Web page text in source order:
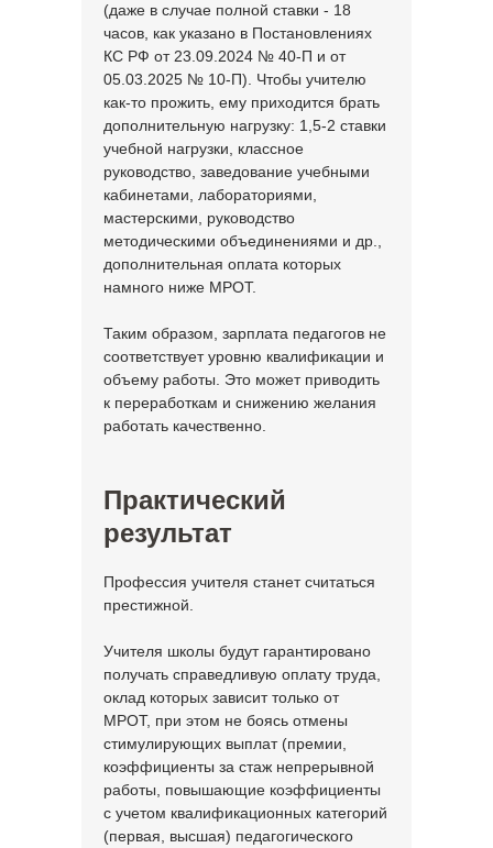
(даже в случае полной ставки - 18
часов, как указано в Постановлениях
КС РФ от 23.09.2024 № 40-П и от
05.03.2025 № 10-П). Чтобы учителю
как-то прожить, ему приходится брать
дополнительную нагрузку: 1,5-2 ставки
учебной нагрузки, классное
руководство, заведование учебными
кабинетами, лабораториями,
мастерскими, руководство
методическими объединениями и др.,
дополнительная оплата которых
намного ниже МРОТ.
Таким образом, зарплата педагогов не
соответствует уровню квалификации и
объему работы. Это может приводить
к переработкам и снижению желания
работать качественно.
Практический
результат
Профессия учителя станет считаться
престижной.
Учителя школы будут гарантировано
получать справедливую оплату труда,
оклад которых зависит только от
МРОТ, при этом не боясь отмены
стимулирующих выплат (премии,
коэффициенты за стаж непрерывной
работы, повышающие коэффициенты
с учетом квалификационных категорий
(первая, высшая) педагогического